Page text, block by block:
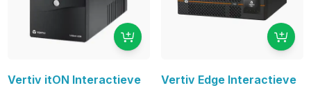
Vertiv itON Interactieve
Vertiv Edge Interactieve